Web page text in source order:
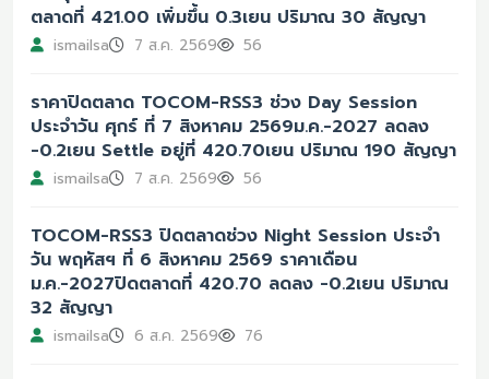
ตลาดที่ 421.00 เพิ่มขึ้น 0.3เยน ปริมาณ 30 สัญญา
ismailsa 7 ส.ค. 2569 56
ราคาปิดตลาด TOCOM-RSS3 ช่วง Day Session
ประจำวัน ศุกร์ ที่ 7 สิงหาคม 2569ม.ค.-2027 ลดลง
-0.2เยน Settle อยู่ที่ 420.70เยน ปริมาณ 190 สัญญา
ismailsa 7 ส.ค. 2569 56
TOCOM-RSS3 ปิดตลาดช่วง Night Session ประจำ
วัน พฤหัสฯ ที่ 6 สิงหาคม 2569 ราคาเดือน
ม.ค.-2027ปิดตลาดที่ 420.70 ลดลง -0.2เยน ปริมาณ
32 สัญญา
ismailsa 6 ส.ค. 2569 76